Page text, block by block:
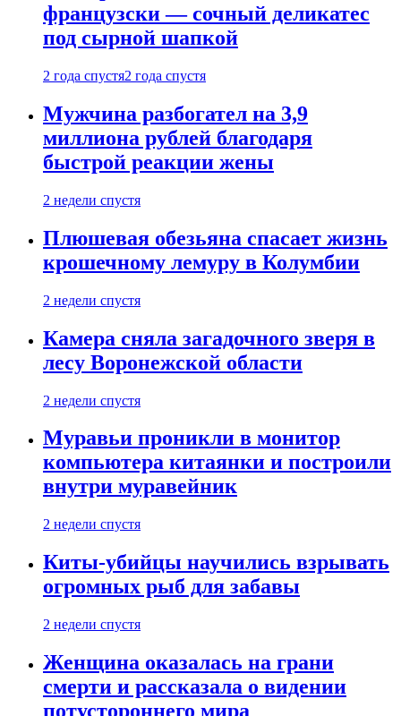
французски — сочный деликатес
под сырной шапкой
2 года спустя2 года спустя
Мужчина разбогател на 3,9
миллиона рублей благодаря
быстрой реакции жены
2 недели спустя
Плюшевая обезьяна спасает жизнь
крошечному лемуру в Колумбии
2 недели спустя
Камера сняла загадочного зверя в
лесу Воронежской области
2 недели спустя
Муравьи проникли в монитор
компьютера китаянки и построили
внутри муравейник
2 недели спустя
Киты-убийцы научились взрывать
огромных рыб для забавы
2 недели спустя
Женщина оказалась на грани
смерти и рассказала о видении
потустороннего мира